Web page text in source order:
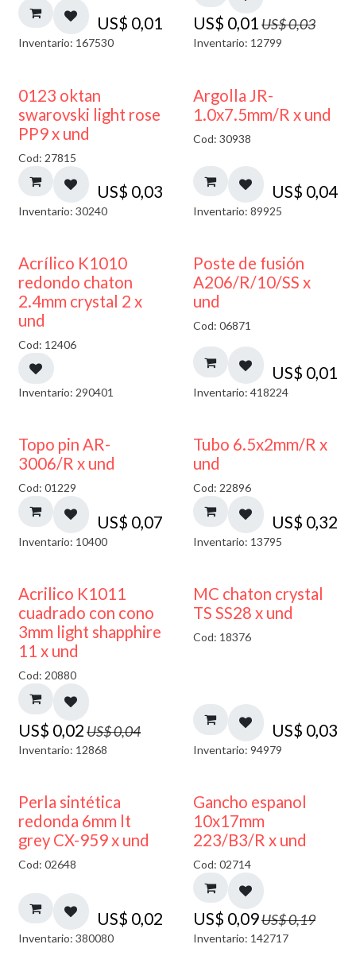
US$ 0,01
Inventario: 167530
US$ 0,01US$0,03
Inventario: 12799
0123 oktan
swarovski light rose
PP9 x und
Cod: 27815
US$ 0,03
Inventario: 30240
Argolla JR-
1.0x7.5mm/R x und
Cod: 30938
US$ 0,04
Inventario: 89925
50% DESCUENTO
Acrílico K1010
redondo chaton
2.4mm crystal 2 x
und
Cod: 12406
Inventario: 290401
Poste de fusión
A206/R/10/SS x
und
Cod: 06871
US$ 0,01
Inventario: 418224
Topo pin AR-
3006/R x und
Cod: 01229
US$ 0,07
Inventario: 10400
Tubo 6.5x2mm/R x
und
Cod: 22896
US$ 0,32
Inventario: 13795
50% DESCUENTO
Acrilico K1011
cuadrado con cono
3mm light shapphire
11 x und
Cod: 20880
US$ 0,02US$0,04
Inventario: 12868
MC chaton crystal
TS SS28 x und
Cod: 18376
US$ 0,03
Inventario: 94979
Perla sintética
redonda 6mm lt
grey CX-959 x und
Cod: 02648
US$ 0,02
Inventario: 380080
50% DESCUENTO
Gancho espanol
10x17mm
223/B3/R x und
Cod: 02714
US$ 0,09US$0,19
Inventario: 142717